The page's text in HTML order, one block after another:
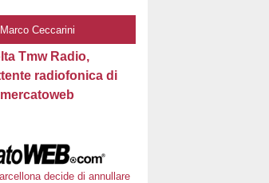
Ceccarini
Tmw Radio,
radiofonica di
decide di annullare